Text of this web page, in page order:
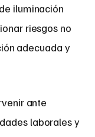
iluminación
riesgos no
adecuada y
ante
laborales y